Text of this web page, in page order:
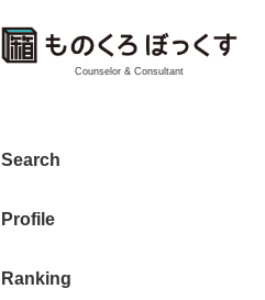
Counselor & Consultant
Search
Profile
Ranking
Everypost
のでアプリケー
ってもGoogle+
大東 信仁（ものくろ） 2026年